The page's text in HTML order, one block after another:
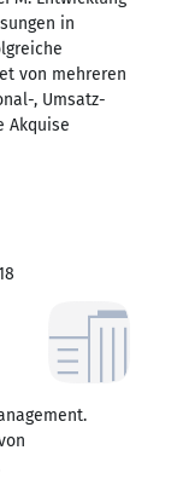
in
von mehreren
, Umsatz-
Akquise